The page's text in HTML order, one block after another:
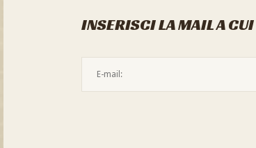
INSERISCI LA MAIL A